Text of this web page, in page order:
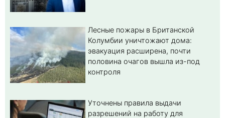
Лесные пожары в Британской
Колумбии уничтожают дома:
эвакуация расширена, почти
половина очагов вышла из-под
контроля
Уточнены правила выдачи
разрешений на работу для